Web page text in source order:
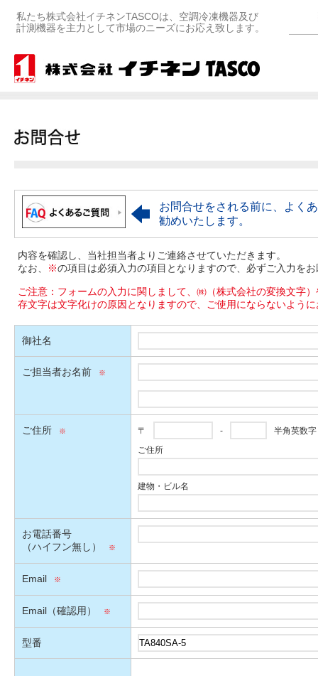
私たち株式会社イチネンTASCOは、空調冷凍機器及び
計測機器を主力として市場のニーズにお応え致します。
お問合せをされる前に、よく
勧めいたします。
内容を確認し、当社担当者よりご連絡させていただきます。
なお、
※の項目は必須入力の項目となりますので、必ずご入力を
ご注意：フォームの入力に関しまして、㈱（株式会社の変換文字
存文字は文字化けの原因となりますので、ご使用にならないよう
御社名
ご担当者お名前
ご住所 〒 -
半角英数字
ご住所
建物・ビル名
お電話番号
（ハイフン無し）
Email
Email（確認用）
型番